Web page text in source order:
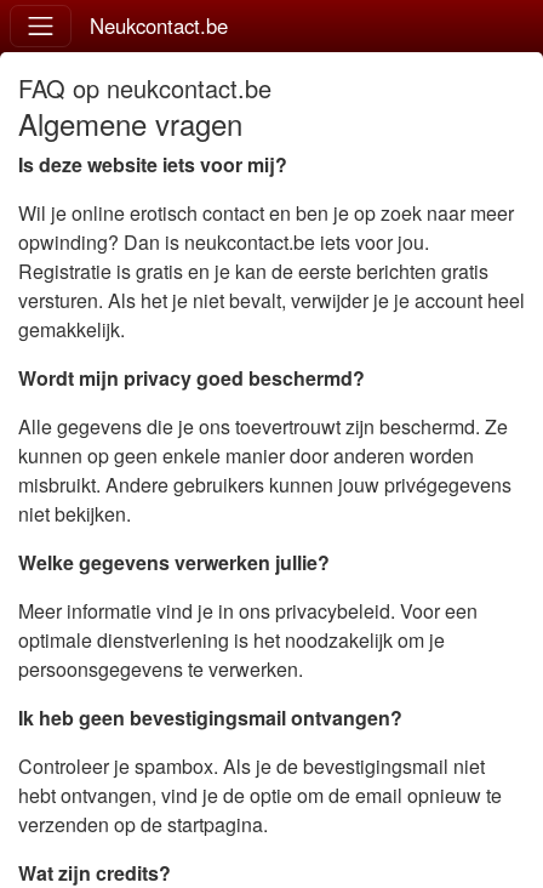
Neukcontact.be
FAQ op neukcontact.be
Algemene vragen
Is deze website iets voor mij?
Wil je online erotisch contact en ben je op zoek naar meer
opwinding? Dan is neukcontact.be iets voor jou.
Registratie is gratis en je kan de eerste berichten gratis
versturen. Als het je niet bevalt, verwijder je je account heel
gemakkelijk.
Wordt mijn privacy goed beschermd?
Alle gegevens die je ons toevertrouwt zijn beschermd. Ze
kunnen op geen enkele manier door anderen worden
misbruikt. Andere gebruikers kunnen jouw privégegevens
niet bekijken.
Welke gegevens verwerken jullie?
Meer informatie vind je in ons privacybeleid. Voor een
optimale dienstverlening is het noodzakelijk om je
persoonsgegevens te verwerken.
Ik heb geen bevestigingsmail ontvangen?
Controleer je spambox. Als je de bevestigingsmail niet
hebt ontvangen, vind je de optie om de email opnieuw te
verzenden op de startpagina.
Wat zijn credits?